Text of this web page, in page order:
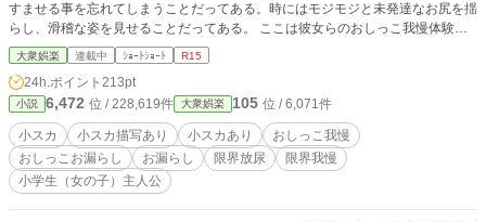
すませる事を忘れてしまうことだってある。時にはモジモジと未発達なお尻を揺
らし、滑稽な姿を見せることだってある。 ここは彼女らのおしっこ我慢体験や
お漏らしを記録する場所である。
大衆娯楽 連載中 ｼｮｰﾄｼｮｰﾄ R15
24h.ポイント 213pt
小説 6,472 位 / 228,619件 大衆娯楽 105 位 / 6,071件
小スカ 小スカ描写あり 小スカあり
おしっこ我慢
おしっこお漏らし
お漏らし 限界放尿
限界我慢
小学生（女の子）主人公